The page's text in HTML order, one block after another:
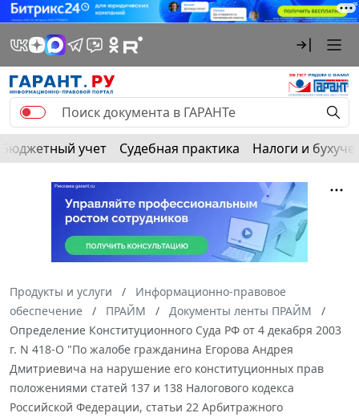
Бюджетный учет Судебная практика Налоги и
Продукты и услуги
Информационно-правовое
обеспечение
ПРАЙМ
Документы ленты ПРАЙМ
Определение Конституционного Суда РФ от 4 декабря 2003
г. N 418-О "По жалобе гражданина Егорова Андрея
Дмитриевича на нарушение его конституционных прав
положениями статей 137 и 138 Налогового кодекса
Российской Федерации, статьи 22 Арбитражного